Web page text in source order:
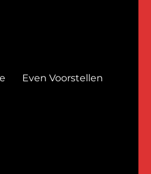
Even Voorstellen